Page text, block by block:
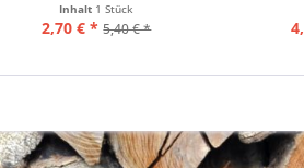
Inhalt 1 Stück
2,70 € * 5,40 € *